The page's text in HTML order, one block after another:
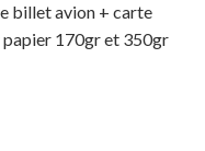
billet avion + carte
170gr et 350gr